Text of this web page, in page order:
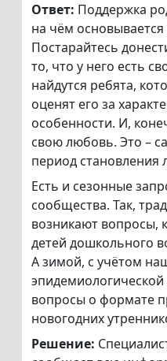
Ответ: Поддержка
на чём
Постарайтесь
то, что у него есть
найдутся ребята,
оценят его за
особенности. И,
свою любовь. Это –
период становления
Есть и сезонные
сообщества. Так,
возникают вопросы,
детей дошкольного
А зимой, с учётом
вопросы о формате
новогодних
Решение: